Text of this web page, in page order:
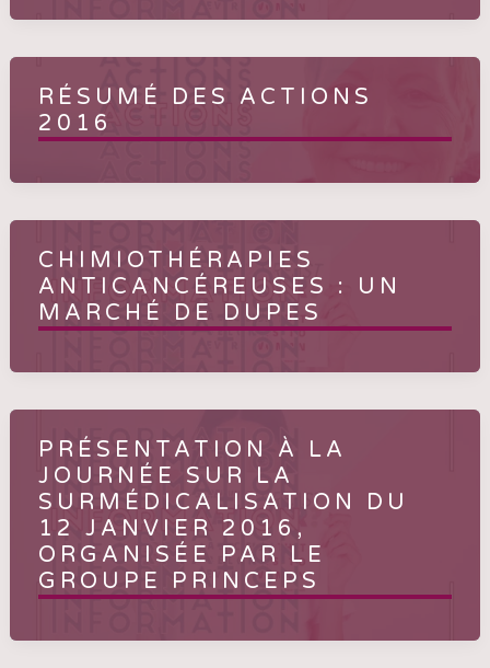
RÉSUMÉ DES ACTIONS
2016
CHIMIOTHÉRAPIES
ANTICANCÉREUSES : UN
MARCHÉ DE DUPES
PRÉSENTATION À LA
JOURNÉE SUR LA
SURMÉDICALISATION DU
12 JANVIER 2016,
ORGANISÉE PAR LE
GROUPE PRINCEPS